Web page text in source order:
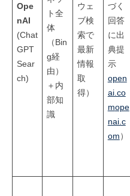
Ope
nAI
(Chat
GPT
Sear
ch)
ト全
体
（Bin
g経
由）
＋内
部知
識
ウェ
ブ検
索で
最新
情報
取
得）
づく
回答
に出
典提
示
open
ai.co
mope
nai.c
om ）